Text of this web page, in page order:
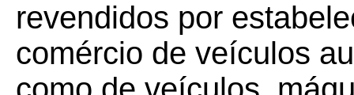
revendidos por
comércio de veículos